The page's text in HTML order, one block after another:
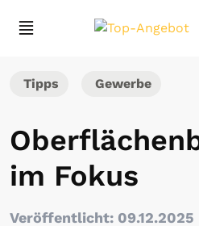
Tipps Gewerbe
im Fokus
Veröffentlicht: 09.12.2025